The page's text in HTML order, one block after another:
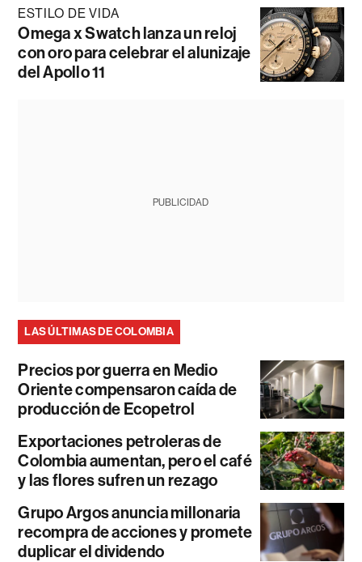
ESTILO DE VIDA
Omega x Swatch lanza un reloj
con oro para celebrar el alunizaje
del Apollo 11
PUBLICIDAD
LAS ÚLTIMAS DE COLOMBIA
Precios por guerra en Medio
Oriente compensaron caída de
producción de Ecopetrol
Exportaciones petroleras de
Colombia aumentan, pero el café
y las flores sufren un rezago
Grupo Argos anuncia millonaria
recompra de acciones y promete
duplicar el dividendo